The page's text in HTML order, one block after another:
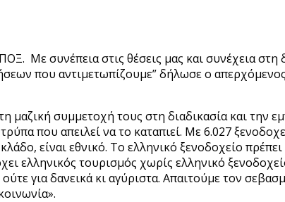
Με συνέπεια στις θέσεις μας και συνέχεια
που αντιμετωπίζουμε” δήλωσε ο
συμμετοχή τους στη διαδικασία και την
που απειλεί να το καταπιεί. Με 6.027
είναι εθνικό. Το ελληνικό ξενοδοχείο
ελληνικός τουρισμός χωρίς ελληνικό
για δανεικά κι αγύριστα. Απαιτούμε τον